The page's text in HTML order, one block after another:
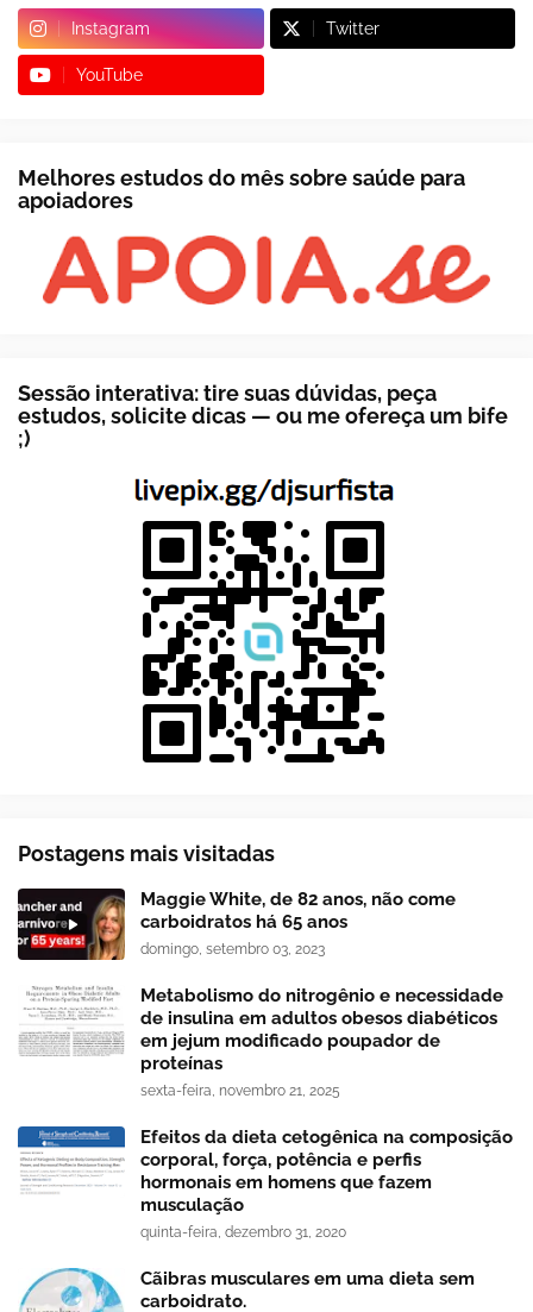
Instagram Twitter
YouTube
Melhores estudos do mês sobre saúde para
apoiadores
Sessão interativa: tire suas dúvidas, peça
estudos, solicite dicas — ou me ofereça um bife
;)
Postagens mais visitadas
Maggie White, de 82 anos, não come
carboidratos há 65 anos
domingo, setembro 03, 2023
Metabolismo do nitrogênio e necessidade
de insulina em adultos obesos diabéticos
em jejum modificado poupador de
proteínas
sexta-feira, novembro 21, 2025
Efeitos da dieta cetogênica na composição
corporal, força, potência e perfis
hormonais em homens que fazem
musculação
quinta-feira, dezembro 31, 2020
Cãibras musculares em uma dieta sem
carboidrato.